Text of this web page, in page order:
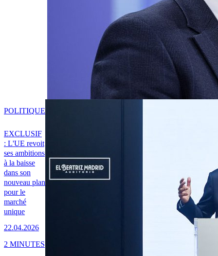
EXCLUSIF
: L'UE revoit
ses ambitions
à la baisse
dans son
nouveau plan
pour le
marché
unique
22.04.2026
POLITIQUE
2 MINUTES